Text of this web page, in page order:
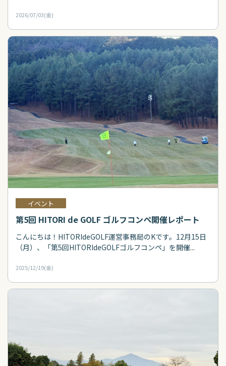
2026/07/03(金)
イベント
第5回 HITORI de GOLF ゴルフコンペ開催レポート
こんにちは！HITORIdeGOLF運営事務局のKです。12月15日
（月）、「第5回HITORIdeGOLFゴルフコンペ」を開催...
2025/12/19(金)